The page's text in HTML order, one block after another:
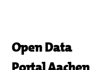
Open Data